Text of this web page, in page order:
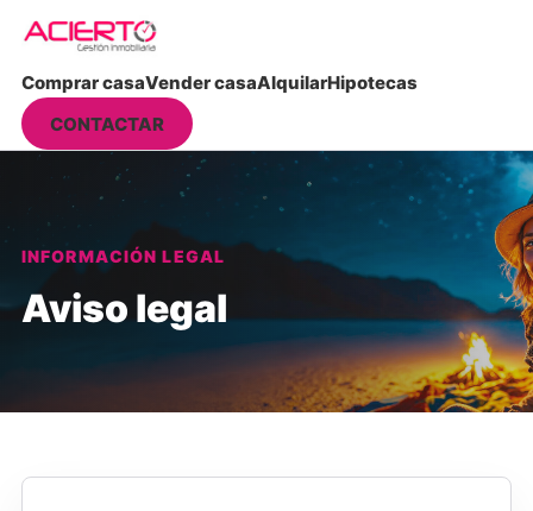
Comprar casaVender casaAlquilarHipotecas
CONTACTAR
INFORMACIÓN LEGAL
Aviso legal